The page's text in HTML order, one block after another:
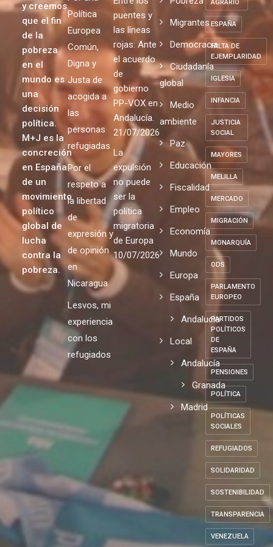
mundo
más justo
y creemos
que el fin
en el
mundo es
una
decisión
política.
M+J es la
concreción
en España
de un
movimiento
político
global de
contra la
repite
Por una
Política
Europea
Común,
Digna y
Justa de
acogida a
las
personas
refugiadas
Por el
respeto a
la libertad
de
expresión y
de opinión
en
Nicaragua
Lesvos, mi
experiencia
refugiados
repite
31/07/2026
Entre los
puentes y
las líneas
rojas: Ante
el acuerdo
de
gobierno
PP-VOX en
Andalucía.
21/07/2026
La
expulsión
no puede
ser la
política
migratoria
de Europa
10/07/2026
Justicia
Pobreza
Migrantes
Democracia
Ciudadanía
global
Medio
ambiente
Paz
Educación
Fiscalidad
Empleo
Economía
Mundo
Europa
España
Andalucia
Andalucía
Granada
EMPATÍA
EMPLEO
AGRARIO
ESPAÑA
FALTA DE
EJEMPLARIDAD
IGLESIA
INFANCIA
JUSTICIA
SOCIAL
MAYORES
MELILLA
MERCADO
MIGRACIÓN
MONARQUÍA
ODS
PARLAMENTO
EUROPEO
PARTIDOS
POLÍTICOS
DE
ESPAÑA
PENSIONES
POLÍTICA
POLÍTICAS
SOCIALES
REFUGIADOS
SOLIDARIDAD
SOSTENIBILIDAD